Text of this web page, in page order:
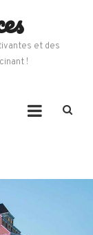
et des
!